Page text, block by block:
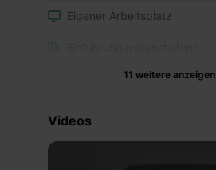
Eigener Arbeitsplatz
Flexible Arbeitszeiten
Mitarbeiterevents
11 weitere anzeigen
Videos